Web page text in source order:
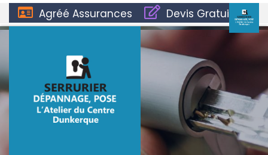
Agréé Assurances Devis Gratuit